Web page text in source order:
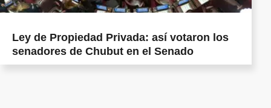
Ley de Propiedad Privada: así votaron los
senadores de Chubut en el Senado